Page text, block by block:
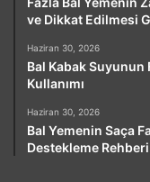
ve Dikkat Edilmesi
Haziran 30, 2026
Bal Kabak Suyunun
Kullanımı
Haziran 30, 2026
Bal Yemenin Saça
Destekleme Rehberi